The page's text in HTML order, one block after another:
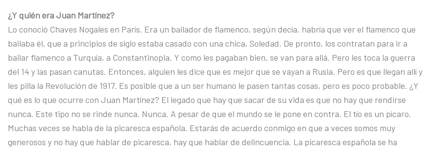
¿Y quién era Juan Martínez?
Lo conoció Chaves Nogales en París. Era un bailador de flamenco, según decía, habría que ver el flamenco que
bailaba él, que a principios de siglo estaba casado con una chica, Soledad. De pronto, los contratan para ir a
bailar flamenco a Turquía, a Constantinopla. Y como les pagaban bien, se van para allá. Pero les toca la guerra
del 14 y las pasan canutas. Entonces, alguien les dice que es mejor que se vayan a Rusia. Pero es que llegan allí y
les pilla la Revolución de 1917. Es posible que a un ser humano le pasen tantas cosas, pero es poco probable. ¿Y
qué es lo que ocurre con Juan Martínez? El legado que hay que sacar de su vida es que no hay que rendirse
nunca. Este tipo no se rinde nunca. Nunca. A pesar de que el mundo se le pone en contra. El tío es un pícaro.
Muchas veces se habla de la picaresca española. Estarás de acuerdo conmigo en que a veces somos muy
generosos y no hay que hablar de picaresca, hay que hablar de delincuencia. La picaresca española se ha